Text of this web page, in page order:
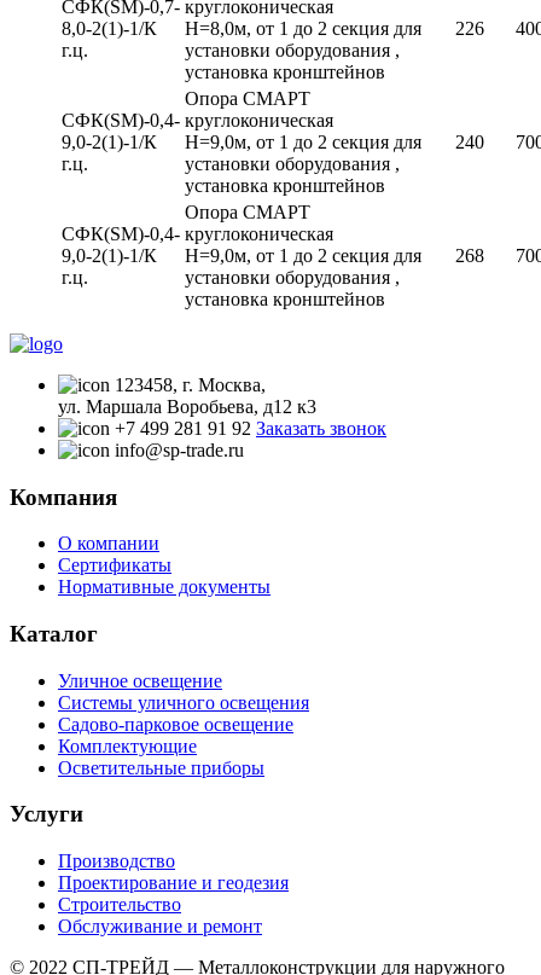
СФК(SM)-0,7-
8,0-2(1)-1/К
г.ц.
круглоконическая
Н=8,0м, от 1 до 2 секция для
установки оборудования ,
установка кронштейнов
226
СФК(SM)-0,4-
9,0-2(1)-1/К
г.ц.
Опора СМАРТ
круглоконическая
Н=9,0м, от 1 до 2 секция для
установки оборудования ,
установка кронштейнов
240
СФК(SM)-0,4-
9,0-2(1)-1/К
г.ц.
Опора СМАРТ
круглоконическая
Н=9,0м, от 1 до 2 секция для
установки оборудования ,
установка кронштейнов
268
123458, г. Москва,
ул. Маршала Воробьева, д12 к3
+7 499 281 91 92 Заказать звонок
info@sp-trade.ru
Компания
О компании
Сертификаты
Нормативные документы
Каталог
Уличное освещение
Системы уличного освещения
Садово-парковое освещение
Комплектующие
Осветительные приборы
Услуги
Производство
Проектирование и геодезия
Строительство
Обслуживание и ремонт
© 2022 СП-ТРЕЙД — Металлоконструкции для наружного